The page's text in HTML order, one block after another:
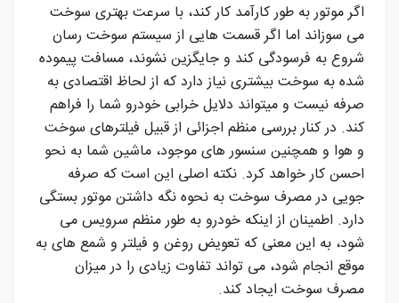
اگر موتور به طور کارآمد کار کند، با سرعت بهتری سوخت
می سوزاند اما اگر قسمت هایی از سیستم سوخت رسان
شروع به فرسودگی کند و جایگزین نشوند، مسافت پیموده
شده به سوخت بیشتری نیاز دارد که از لحاظ اقتصادی به
صرفه نیست و میتواند دلایل خرابی خودرو شما را فراهم
کند. در کنار بررسی منظم اجزائی از قبیل فیلترهای سوخت
و هوا و همچنین سنسور های موجود، ماشین شما به نحو
احسن کار خواهد کرد. نکته اصلی این است که صرفه
جویی در مصرف سوخت به نحوه نگه داشتن موتور بستگی
دارد. اطمینان از اینکه خودرو به طور منظم سرویس می
شود، به این معنی که تعویض روغن و فیلتر و شمع های به
موقع انجام شود، می تواند تفاوت زیادی را در میزان
مصرف سوخت ایجاد کند.